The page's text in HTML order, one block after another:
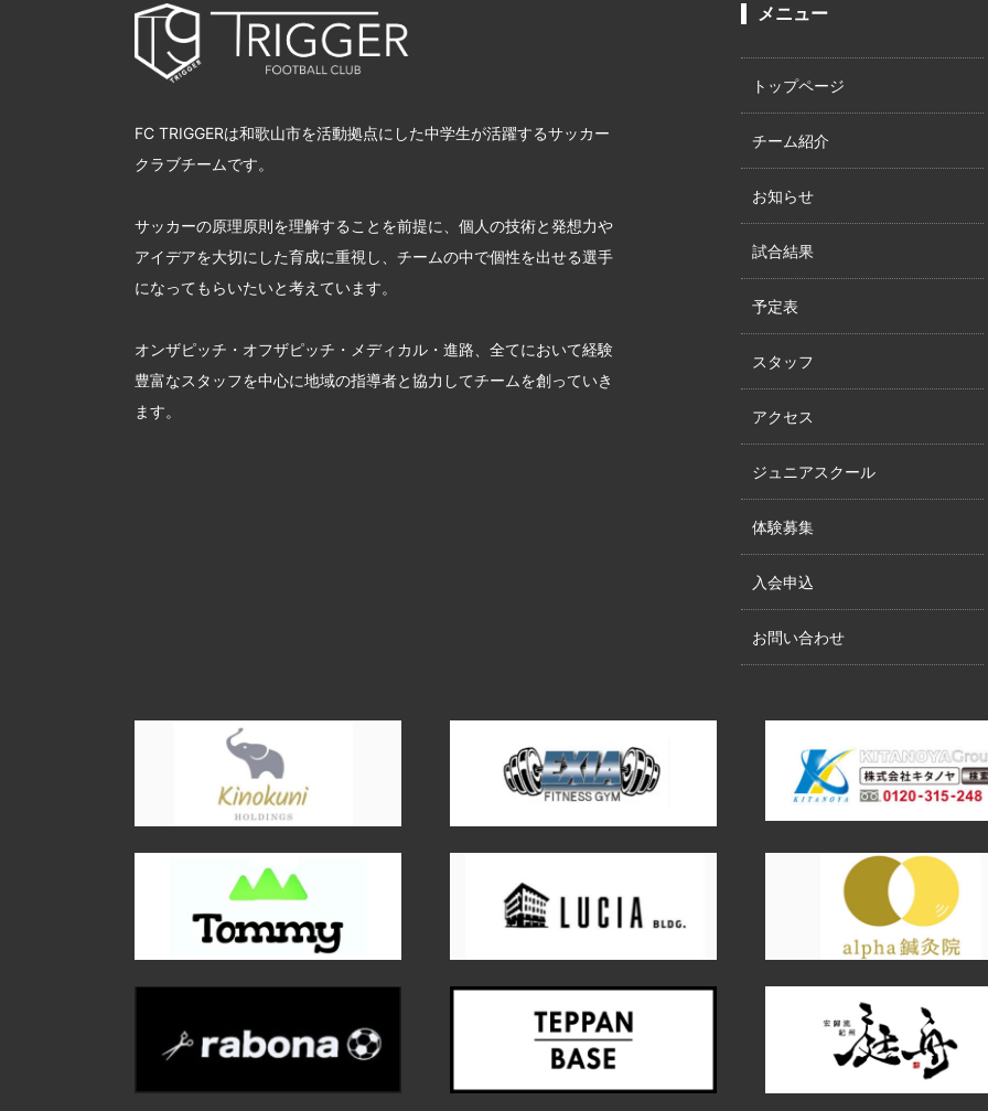
FC TRIGGERは和歌山市を活動拠点にした中学生が活躍するサッカー
クラブチームです。
サッカーの原理原則を理解することを前提に、個人の技術と発想力や
アイデアを大切にした育成に重視し、チームの中で個性を出せる選手
になってもらいたいと考えています。
オンザピッチ・オフザピッチ・メディカル・進路、全てにおいて経験
豊富なスタッフを中心に地域の指導者と協力してチームを創っていき
ます。
メニュー
トップページ
チーム紹介
お知らせ
試合結果
予定表
スタッフ
アクセス
ジュニアスクール
体験募集
入会申込
お問い合わせ